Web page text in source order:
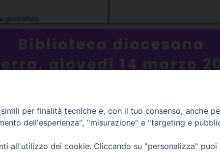
per finalità tecniche e, con il tuo consenso, anche
dell'esperienza", "misurazione" e "targeting e
all'utilizzo dei cookie. Cliccando su "personalizza"